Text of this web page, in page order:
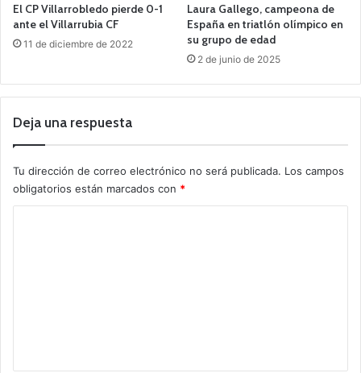
El CP Villarrobledo pierde 0-1
ante el Villarrubia CF
11 de diciembre de 2022
Laura Gallego, campeona de
España en triatlón olímpico en
su grupo de edad
2 de junio de 2025
Deja una respuesta
Tu dirección de correo electrónico no será publicada. Los campos
obligatorios están marcados con *